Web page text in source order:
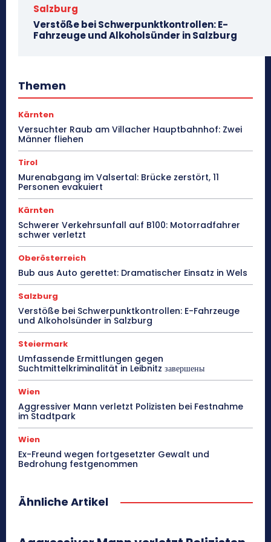
Salzburg
Verstöße bei Schwerpunktkontrollen: E-
Fahrzeuge und Alkoholsünder in Salzburg
Themen
Kärnten
Versuchter Raub am Villacher Hauptbahnhof: Zwei
Männer fliehen
Tirol
Murenabgang im Valsertal: Brücke zerstört, 11
Personen evakuiert
Kärnten
Schwerer Verkehrsunfall auf B100: Motorradfahrer
schwer verletzt
Oberösterreich
Bub aus Auto gerettet: Dramatischer Einsatz in Wels
Salzburg
Verstöße bei Schwerpunktkontrollen: E-Fahrzeuge
und Alkoholsünder in Salzburg
Steiermark
Umfassende Ermittlungen gegen
Suchtmittelkriminalität in Leibnitz завершены
Wien
Aggressiver Mann verletzt Polizisten bei Festnahme
im Stadtpark
Wien
Ex-Freund wegen fortgesetzter Gewalt und
Bedrohung festgenommen
Ähnliche Artikel